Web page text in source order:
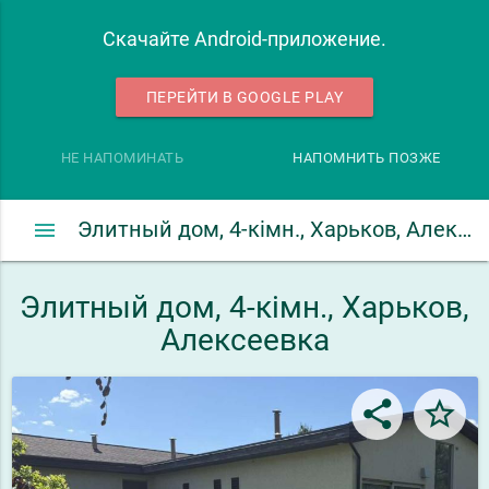
Скачайте Android-приложение.
ПЕРЕЙТИ В GOOGLE PLAY
НЕ НАПОМИНАТЬ НАПОМНИТЬ ПОЗЖЕ
Элитный дом, 4-кімн., Харьков, Алексеевка
menu
Элитный дом, 4-кімн., Харьков,
Алексеевка
share star_border